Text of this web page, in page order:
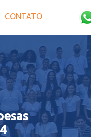
CONTATO